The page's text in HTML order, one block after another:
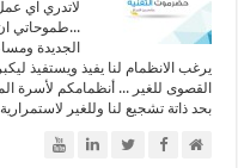
لاتدري اي
...طموحاتي ان
الجديدة
يرغب الانظمام لنا يفيذ ويستفيذ
القصوى للغير ... أنظمامكم لأسرة
بحد ذاتة تشجيع لنا وللغير